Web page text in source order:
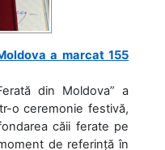
a marcat 155
din Moldova” a
o ceremonie festivă,
căii ferate pe
de referință în